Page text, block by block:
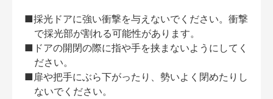
■採光ドアに強い衝撃を与えないでください。衝撃
で採光部が割れる可能性があります。
■ドアの開閉の際に指や手を挟まないようにしてく
ださい。
■扉や把手にぶら下がったり、勢いよく閉めたりし
ないでください。